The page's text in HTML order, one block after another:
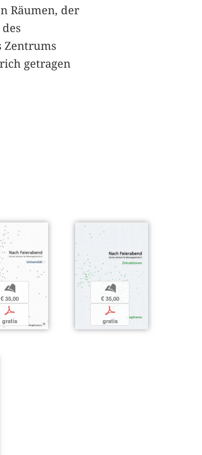
Räumen, der
Zentrums
getragen
b
€ 35,00
p
gratis
b
€ 35,00
p
gratis